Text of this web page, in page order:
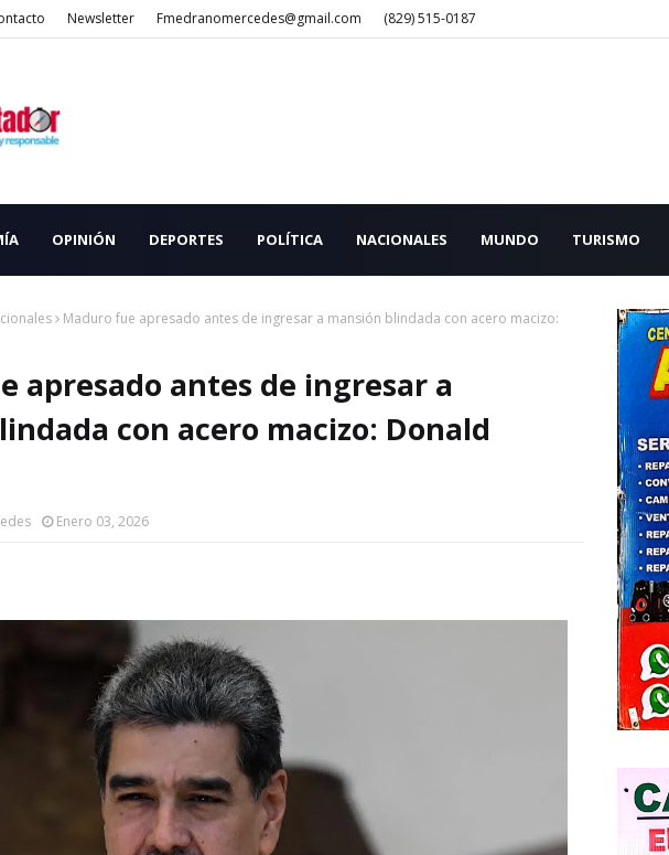
Newsletter Fmedranomercedes@gmail.com (829) 515-0187
OPINIÓN DEPORTES POLÍTICA NACIONALES MUNDO TURISMO
Maduro fue apresado antes de ingresar a mansión blindada con acero macizo:
apresado antes de ingresar a
con acero macizo: Donald
Enero 03, 2026